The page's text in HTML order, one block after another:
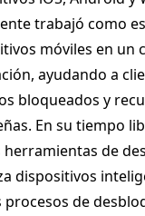
trabajó como
móviles en un
ayudando a
bloqueados y
En su tiempo
herramientas de
dispositivos
procesos de